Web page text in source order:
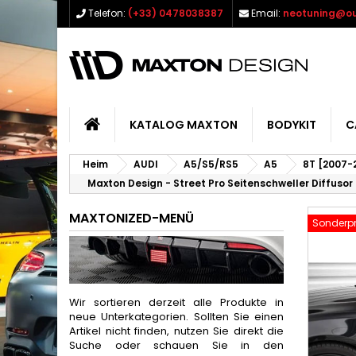
Telefon: (+33) 0478038387 Email:
KATALOG MAXTON BODYKIT
Heim AUDI A5/S5/RS5 A5
8T [2007-
Maxton Design - Street Pro Seitenschweller
MAXTONIZED-MENÜ
Wir sortieren derzeit alle Produkte in
neue Unterkategorien. Sollten Sie einen
Artikel nicht finden, nutzen Sie direkt die
Suche oder schauen Sie in den